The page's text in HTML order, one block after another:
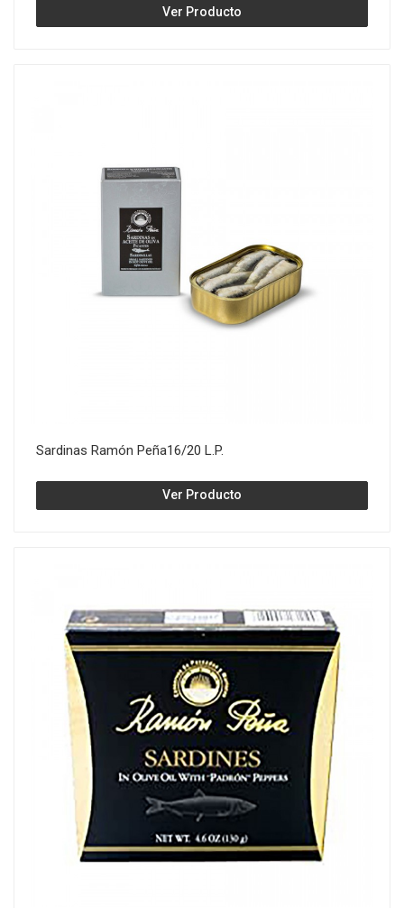
Ver Producto
Sardinas Ramón Peña16/20 L.P.
Ver Producto